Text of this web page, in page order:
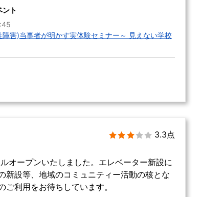
ント
害)当事者が明かす実体験セミナー～ 見えない学校
3.3点
オープンいたしました。エレベーター新設に
新設等、地域のコミュニティー活動の核とな
利用をお待ちしています。